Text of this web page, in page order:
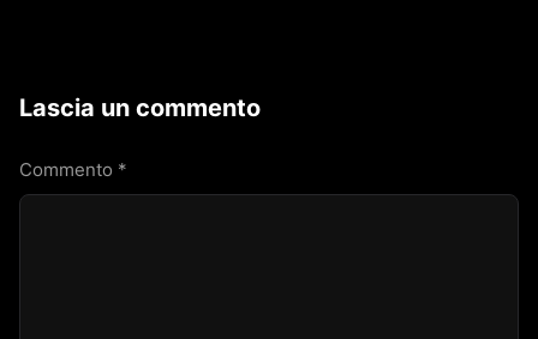
Lascia un commento
Commento *